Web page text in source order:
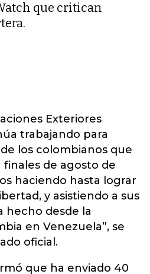
que critican
Exteriores
trabajando para
los colombianos que
de agosto de
haciendo hasta lograr
y asistiendo a sus
hecho desde la
en Venezuela”, se
oficial.
que ha enviado 40